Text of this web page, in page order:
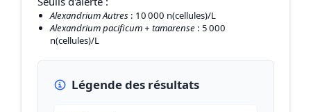
Alexandrium Autres : 10 000 n(cellules)/L
Alexandrium pacificum + tamarense : 5 000
n(cellules)/L
Légende des résultats